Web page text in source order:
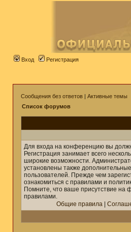
Вход Регистрация
Сообщения без ответов | Активные темы
Список форумов
Для входа на конференцию вы
Регистрация занимает всего
широкие возможности.
установлены также
пользователей. Прежде чем
ознакомиться с правилами и
Помните, что ваше присутствие на
правилами.
Общие правила